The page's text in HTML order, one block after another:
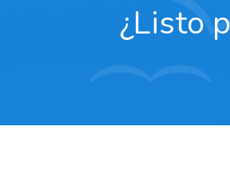
¿Listo